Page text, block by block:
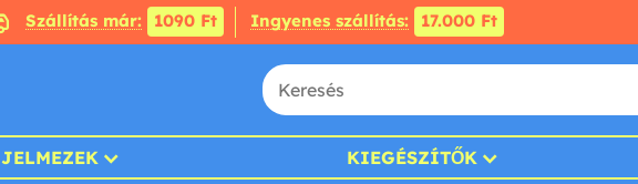
Szállítás már: 1090 Ft Ingyenes szállítás: 17.000 Ft
JELMEZEK KIEGÉSZÍTŐK